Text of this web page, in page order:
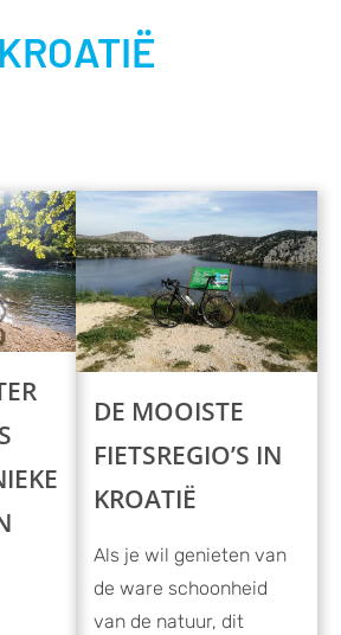
KROATIË
DE MOOISTE
FIETSREGIO’S IN
KROATIË
Als je wil genieten van
de ware schoonheid
van de natuur, dit